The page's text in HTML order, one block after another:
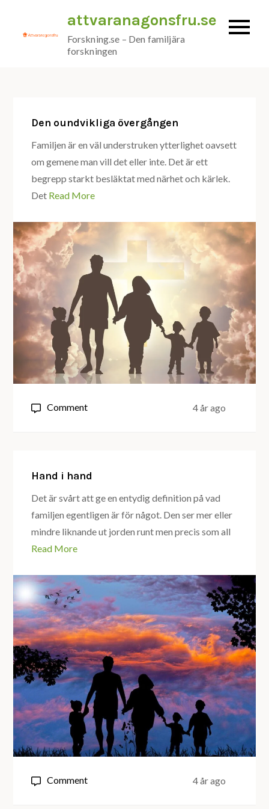
content
attvaranagonsfru.se
Forskning.se – Den familjära
forskningen
Den oundvikliga övergången
Familjen är en väl understruken ytterlighet oavsett
om gemene man vill det eller inte. Det är ett
begrepp starkt besläktat med närhet och kärlek.
Det Read More
Commenton
4 år ago
Hand i hand
Det är svårt att ge en entydig definition på vad
familjen egentligen är för något. Den ser mer eller
mindre liknande ut jorden runt men precis som all
Read More
Commenton
4 år ago